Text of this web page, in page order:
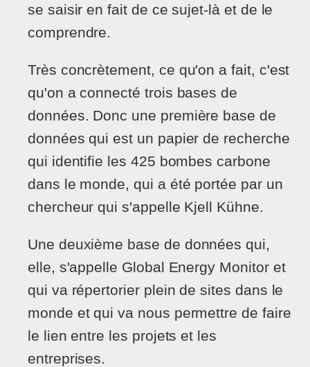
se saisir en fait de ce sujet-là et de le
comprendre.
Très concrètement, ce qu'on a fait, c'est
qu'on a connecté trois bases de
données. Donc une première base de
données qui est un papier de recherche
qui identifie les 425 bombes carbone
dans le monde, qui a été portée par un
chercheur qui s'appelle Kjell Kühne.
Une deuxième base de données qui,
elle, s'appelle Global Energy Monitor et
qui va répertorier plein de sites dans le
monde et qui va nous permettre de faire
le lien entre les projets et les
entreprises.